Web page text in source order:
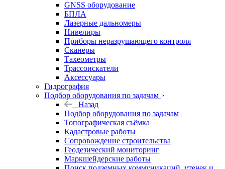
GNSS оборудование
БПЛА
Лазерные дальномеры
Нивелиры
Приборы неразрушающего контроля
Сканеры
Тахеометры
Трассоискатели
Аксессуары
Гидрография
Подбор оборудования по задачам
Назад
Подбор оборудования по задачам
Топографическая съёмка
Кадастровые работы
Сопровождение строительства
Геодезический мониторинг
Маркшейдерские работы